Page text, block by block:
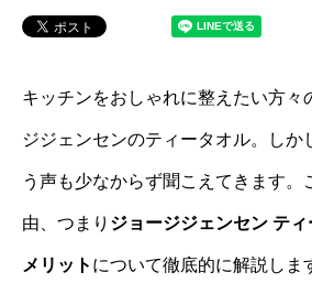
キッチンをおしゃれに整えたい方々
ジジェンセンのティータオル。しか
う声も少なからず聞こえてきます。
由、つまり ジョージジェンセン テ
メリット について徹底的に解説しま